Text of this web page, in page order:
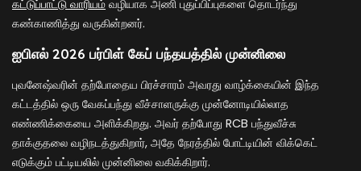
கட்டுப்பாட்டு வாரியம் வழியாக அணி புதுப்பிப்புகளை தொடர்ந்து
கண்காணித்து வருகின்றனர்.
ஐபிஎல் 2026 பர்பிள் கேப் பந்தயத்தில் முன்னிலை
புவனேஷ்வரின் தற்போதைய பிரச்சாரம் அவரது வாழ்க்கையின் இந்த
கட்டத்தில் ஒரு வேகப்பந்து வீச்சாளருக்கு முன்னோடியில்லாத
எண்ணிக்கையை அளிக்கிறது. அவர் தற்போது RCB பந்துவீச்சு
தாக்குதலை வழிநடத்துகிறார், அதே நேரத்தில் போட்டியின் விக்கெட்
எடுக்கும் பட்டியலில் முன்னிலை வகிக்கிறார்.